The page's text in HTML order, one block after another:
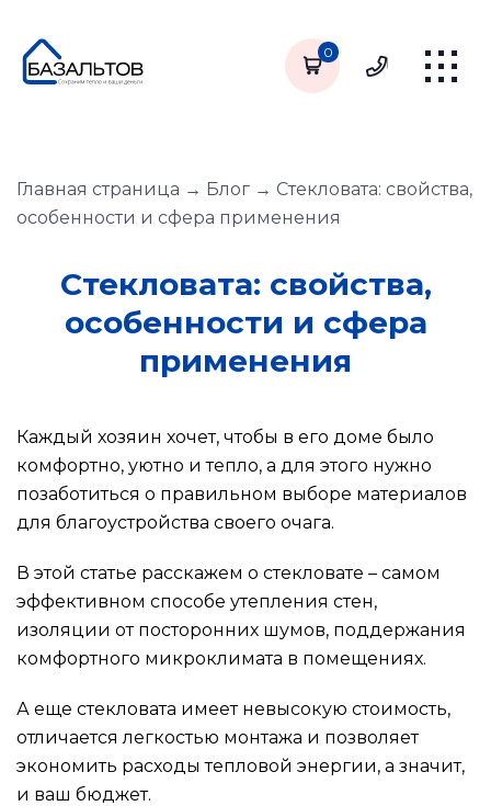
0
Главная страница → Блог → Стекловата: свойства,
особенности и сфера применения
Стекловата: свойства,
особенности и сфера
применения
Каждый хозяин хочет, чтобы в его доме было
комфортно, уютно и тепло, а для этого нужно
позаботиться о правильном выборе материалов
для благоустройства своего очага.
В этой статье расскажем о стекловате – самом
эффективном способе утепления стен,
изоляции от посторонних шумов, поддержания
комфортного микроклимата в помещениях.
А еще стекловата имеет невысокую стоимость,
отличается легкостью монтажа и позволяет
экономить расходы тепловой энергии, а значит,
и ваш бюджет.